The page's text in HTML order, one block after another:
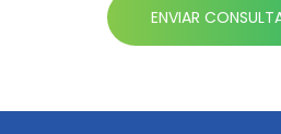
ENVIAR